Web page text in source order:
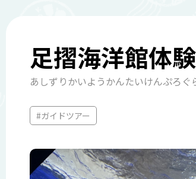
足摺海洋館体
あしずりかいようかんたいけんぷろぐ
#ガイドツアー